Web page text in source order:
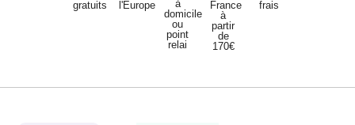
gratuits
l'Europe
à
domicile
ou
point
relai
France
à
partir
de
170€
frais